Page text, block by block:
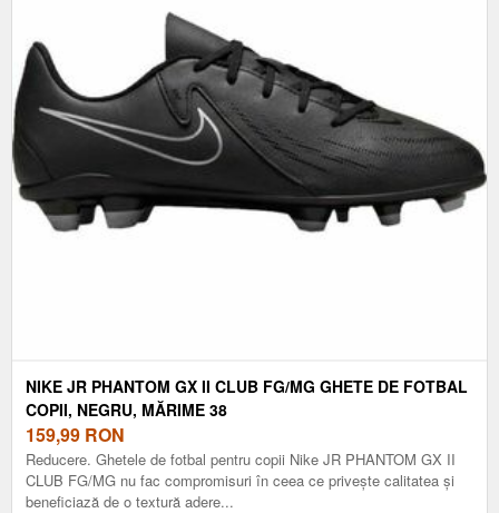
NIKE JR PHANTOM GX II CLUB FG/MG GHETE DE FOTBAL
COPII, NEGRU, MĂRIME 38
159,99 RON
Reducere. Ghetele de fotbal pentru copii Nike JR PHANTOM GX II
CLUB FG/MG nu fac compromisuri în ceea ce privește calitatea și
beneficiază de o textură adere...